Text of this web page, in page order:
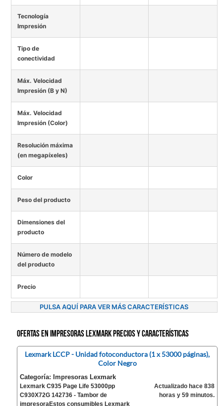
Tecnología
Impresión
Tipo de
conectividad
Máx. Velocidad
Impresión (B y N)
Máx. Velocidad
Impresión (Color)
Resolución máxima
(en megapíxeles)
Color
Peso del producto
Dimensiones del
producto
Número de modelo
del producto
Precio
PULSA AQUÍ PARA VER MÁS CARACTERÍSTICAS
Ofertas en Impresoras Lexmark precios y características
Lexmark LCCP - Unidad fotoconductora (1 x 53000 páginas),
Color Negro
Categoría: Impresoras Lexmark
Lexmark C935 Page Life 53000pp
C930X72G 142736 - Tambor de
impresoraEstos consumibles Lexmark
Actualizado hace 838
horas y 59 minutos.